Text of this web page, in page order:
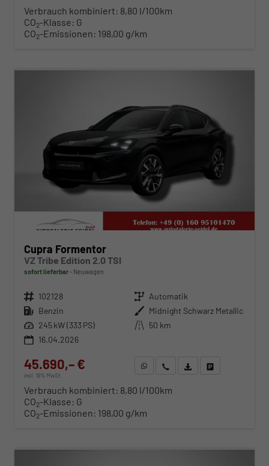
Verbrauch kombiniert: 8,80 l/100km
CO2-Klasse: G
CO2-Emissionen: 198,00 g/km
Cupra Formentor
VZ Tribe Edition 2.0 TSI
sofort lieferbar Neuwagen
Fahrzeugnr. 102128 Getriebe Automatik
Kraftstoff Benzin Außenfarbe Midnight Schwarz Metallic
Leistung 245 kW (333 PS) Kilometerstand 50 km
16.04.2026
45.690,– €
incl. 19% MwSt.
WhatsApp anfragen
Wir rufen Sie anFahrzeugexposé (PDF)
Verbrauch kombiniert: 8,80 l/100km
CO2-Klasse: G
CO2-Emissionen: 198,00 g/km